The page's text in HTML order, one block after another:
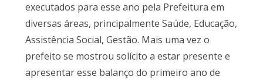
executados para esse ano pela Prefeitura em
diversas áreas, principalmente Saúde, Educação,
Assistência Social, Gestão. Mais uma vez o
prefeito se mostrou solícito a estar presente e
apresentar esse balanço do primeiro ano de